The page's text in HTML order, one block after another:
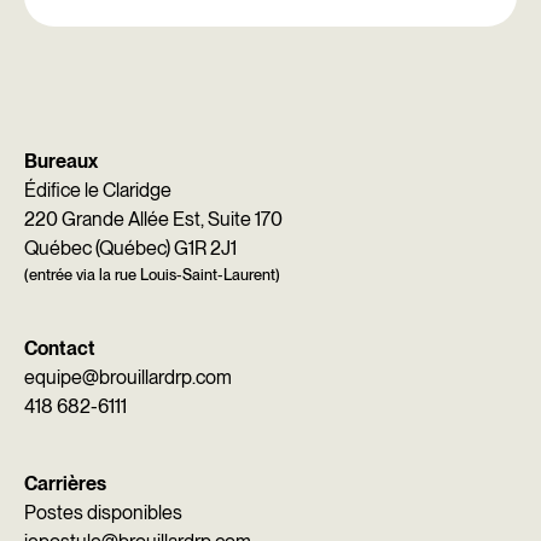
Bureaux
Édifice le Claridge
220 Grande Allée Est, Suite 170
Québec (Québec) G1R 2J1
(entrée via la rue Louis-Saint-Laurent)
Contact
equipe@brouillardrp.com
418 682-6111
Carrières
Postes disponibles